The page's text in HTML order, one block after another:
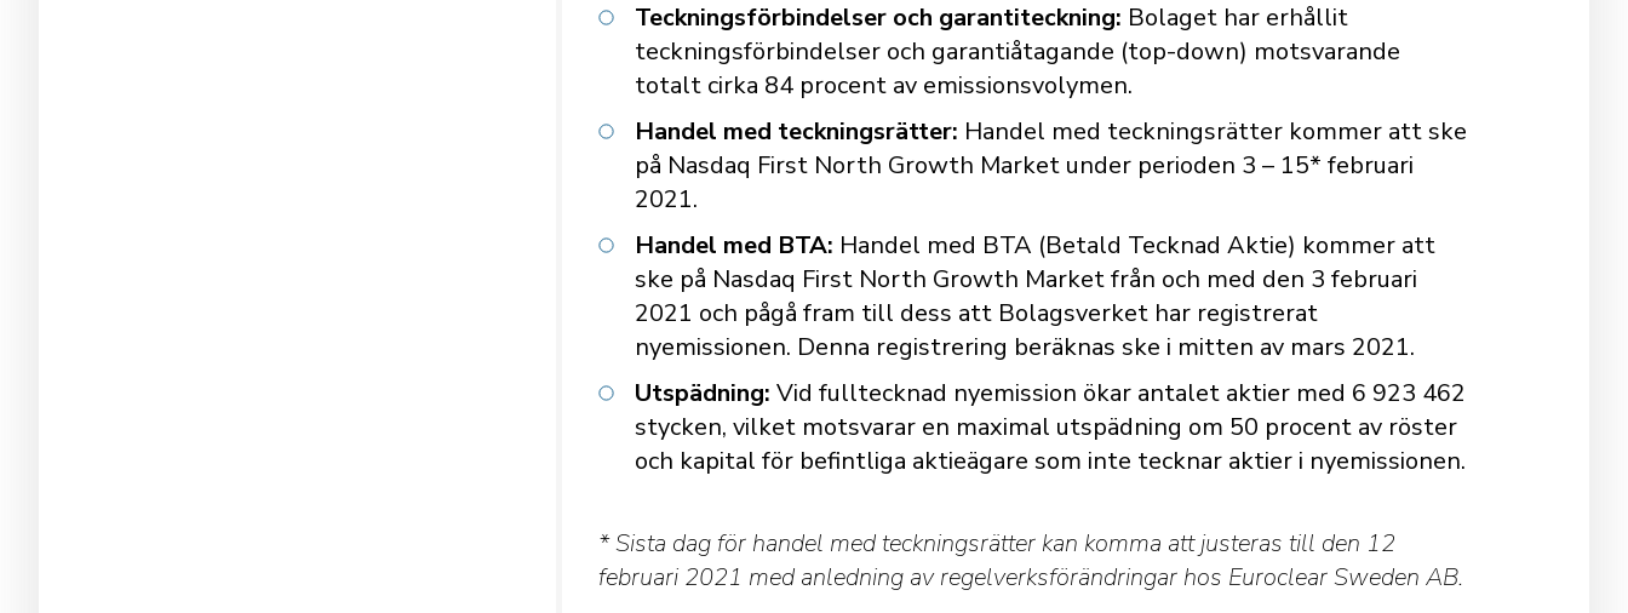
Teckningsförbindelser och garantiteckning: Bolaget har erhållit
teckningsförbindelser och garantiåtagande (top-down) motsvarande
totalt cirka 84 procent av emissionsvolymen.
Handel med teckningsrätter: Handel med teckningsrätter kommer att ske
på Nasdaq First North Growth Market under perioden 3 – 15* februari
2021.
Handel med BTA: Handel med BTA (Betald Tecknad Aktie) kommer att
ske på Nasdaq First North Growth Market från och med den 3 februari
2021 och pågå fram till dess att Bolagsverket har registrerat
nyemissionen. Denna registrering beräknas ske i mitten av mars 2021.
Utspädning: Vid fulltecknad nyemission ökar antalet aktier med 6 923 462
stycken, vilket motsvarar en maximal utspädning om 50 procent av röster
och kapital för befintliga aktieägare som inte tecknar aktier i nyemissionen.
* Sista dag för handel med teckningsrätter kan komma att justeras till den 12
februari 2021 med anledning av regelverksförändringar hos Euroclear Sweden AB.